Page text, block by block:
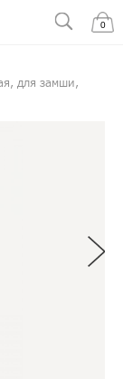
0
для замши,